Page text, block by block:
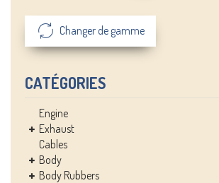
Changer de gamme
CATÉGORIES
Engine
Exhaust
Cables
Body
Body Rubbers